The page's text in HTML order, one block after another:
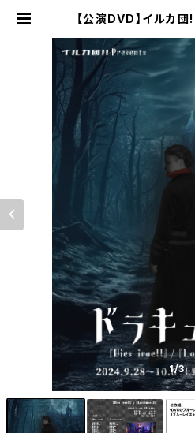
【公演DVD】イルカ
mosa!!』 | イルカ団
ンショッ
1/3